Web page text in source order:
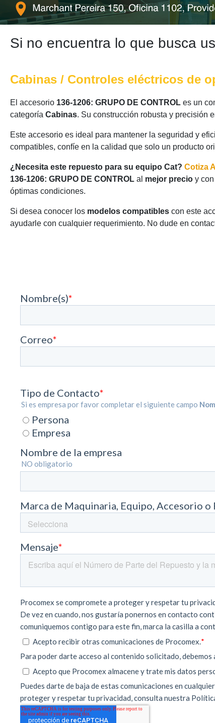
Si no encuentra lo que busca
Cabinas / Controles eléctricos de
El accesorio 136-1206: GRUPO DE CONTROL es un
categoría Cabinas. Su construcción robusta y precisión
Este accesorio es ideal para mantener la seguridad y
compatibles, confíe en la calidad que solo un producto
¿Necesita este repuesto para su equipo Cat? Cotiza
136-1206: GRUPO DE CONTROL al mejor precio y con
óptimas condiciones.
Si desea conocer los modelos compatibles con este
ayudarle con cualquier requerimiento. No dude en